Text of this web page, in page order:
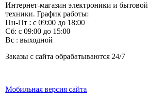
Интернет-магазин электроники и бытовой
техники. График работы:
Пн-Пт : с 09:00 до 18:00
Сб: с 09:00 до 15:00
Вс : выходной
Заказы с сайта обрабатываются 24/7
Мобильная версия сайта